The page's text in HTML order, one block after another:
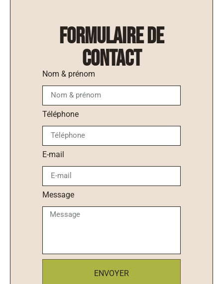
formulaire de
contact
Nom & prénom
Téléphone
E-mail
Message
ENVOYER